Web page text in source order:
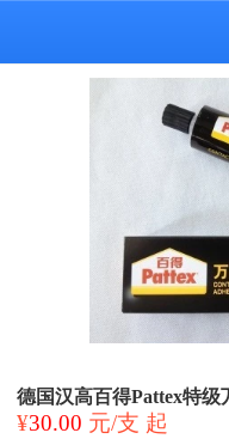
德国汉高百得Pattex特级
¥30.00 元/支 起